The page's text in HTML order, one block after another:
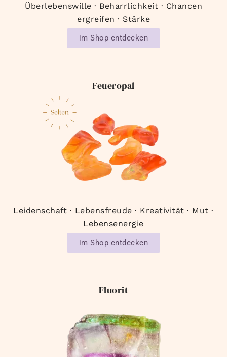
Überlebenswille · Beharrlichkeit · Chancen
ergreifen · Stärke
im Shop entdecken
Feueropal
Leidenschaft · Lebensfreude · Kreativität · Mut ·
Lebensenergie
im Shop entdecken
Fluorit